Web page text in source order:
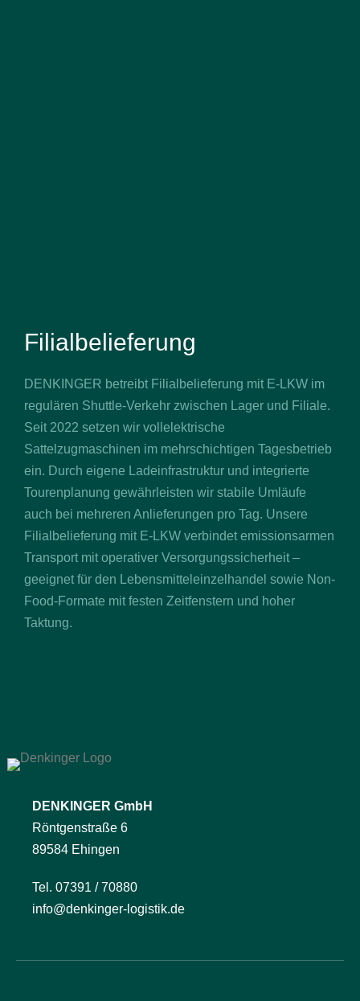
Filialbelieferung
DENKINGER betreibt Filialbelieferung mit E-LKW im
regulären Shuttle-Verkehr zwischen Lager und Filiale.
Seit 2022 setzen wir vollelektrische
Sattelzugmaschinen im mehrschichtigen Tagesbetrieb
ein. Durch eigene Ladeinfrastruktur und integrierte
Tourenplanung gewährleisten wir stabile Umläufe
auch bei mehreren Anlieferungen pro Tag. Unsere
Filialbelieferung mit E-LKW verbindet emissionsarmen
Transport mit operativer Versorgungssicherheit –
geeignet für den Lebensmitteleinzelhandel sowie Non-
Food-Formate mit festen Zeitfenstern und hoher
Taktung.
DENKINGER GmbH
Röntgenstraße 6
89584 Ehingen
Tel. 07391 / 70880
info@denkinger-logistik.de